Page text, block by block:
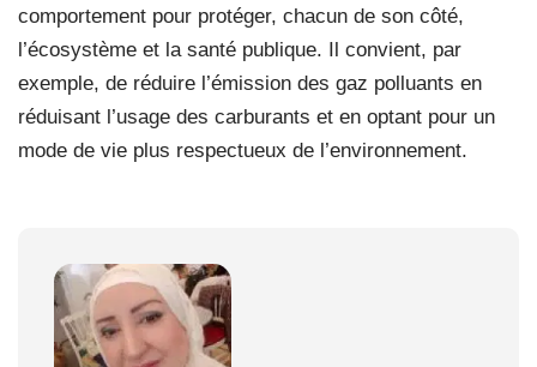
comportement pour protéger, chacun de son côté,
l’écosystème et la santé publique. Il convient, par
exemple, de réduire l’émission des gaz polluants en
réduisant l’usage des carburants et en optant pour un
mode de vie plus respectueux de l’environnement.